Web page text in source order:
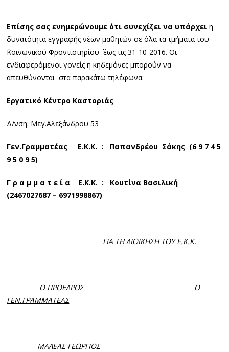
Επίσης σας ενημερώνουμε ότι συνεχίζει να υπάρχει η
δυνατότητα εγγραφής νέων μαθητών σε όλα τα τμήματα του
΄΄Κοινωνικού Φροντιστηρίου ΄΄ έως τις 31-10-2016. Οι
ενδιαφερόμενοι γονείς η κηδεμόνες μπορούν να
απευθύνονται στα παρακάτω τηλέφωνα:
Εργατικό Κέντρο Καστοριάς
Δ/νση: Μεγ.Αλεξάνδρου 53
Γεν.Γραμματέας Ε.Κ.Κ. : Παπανδρέου Σάκης (6 9 7 4 5
9 5 0 9 5)
Γ ρ α μ μ α τ ε ί α Ε.Κ.Κ. : Κουτίνα Βασιλική
(2467027687 – 6971998867)
ΓΙΑ ΤΗ ΔΙΟΙΚΗΣΗ ΤΟΥ Ε.Κ.Κ.
Ο ΠΡΟΕΔΡΟΣ
Ο
ΓΕΝ.ΓΡΑΜΜΑΤΕΑΣ
ΜΑΛΕΑΣ ΓΕΩΡΓΙΟΣ